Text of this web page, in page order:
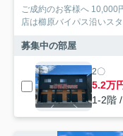
ご成約のお客様へ 10,000
店は櫛原バイパス沿いス
募集中の部屋
2〇
5.2万
1-2階